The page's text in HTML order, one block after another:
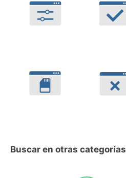
Buscar en otras categorías